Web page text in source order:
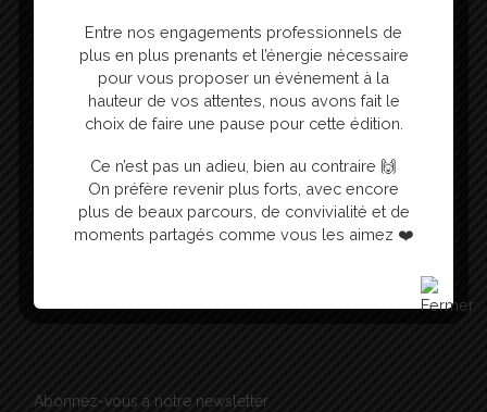
Mentions Légales
Abonnez-vous à notre newsletter
Entre nos engagements professionnels de
plus en plus prenants et l’énergie nécessaire
pour vous proposer un événement à la
hauteur de vos attentes, nous avons fait le
choix de faire une pause pour cette édition.
Ce n’est pas un adieu, bien au contraire 🙌
On préfère revenir plus forts, avec encore
plus de beaux parcours, de convivialité et de
moments partagés comme vous les aimez ❤️